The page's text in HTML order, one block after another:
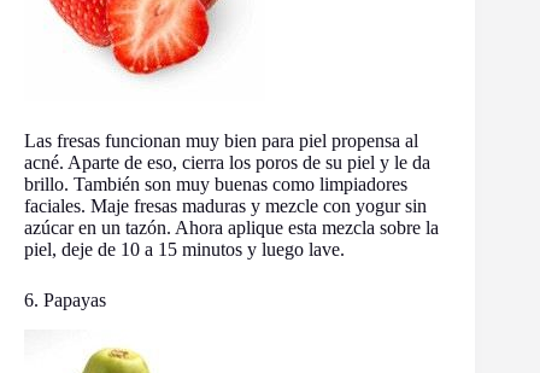
Las fresas funcionan muy bien para piel propensa al
acné. Aparte de eso, cierra los poros de su piel y le da
brillo. También son muy buenas como limpiadores
faciales. Maje fresas maduras y mezcle con yogur sin
azúcar en un tazón. Ahora aplique esta mezcla sobre la
piel, deje de 10 a 15 minutos y luego lave.
6. Papayas